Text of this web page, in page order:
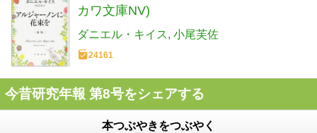
カワ文庫NV)
ダニエル・キイス 小尾芙佐
24161
今昔研究年報 第8号をシェアする
本つぶやきをつぶやく